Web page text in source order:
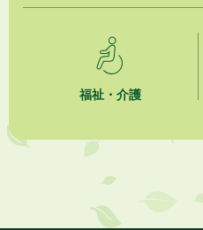
市民の勇気ある応急手当に感謝状を
夏季休暇期間 開業医等診療予定
企業版ふるさと納税（地方創生応援
福祉・介護